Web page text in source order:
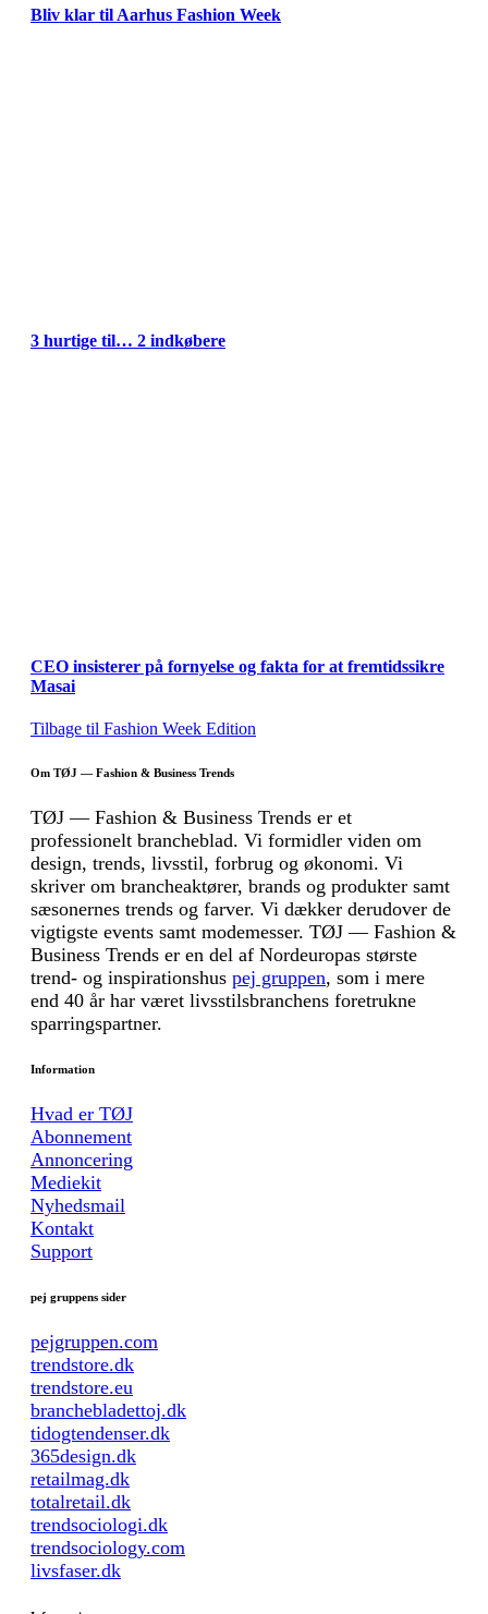
Bliv klar til Aarhus Fashion Week
3 hurtige til… 2 indkøbere
CEO insisterer på fornyelse og fakta for at fremtidssikre
Masai
Tilbage til Fashion Week Edition
Om TØJ — Fashion & Business Trends
TØJ — Fashion & Business Trends er et
professionelt brancheblad. Vi formidler viden om
design, trends, livsstil, forbrug og økonomi. Vi
skriver om brancheaktører, brands og produkter samt
sæsonernes trends og farver. Vi dækker derudover de
vigtigste events samt modemesser. TØJ — Fashion &
Business Trends er en del af Nordeuropas største
trend- og inspirationshus pej gruppen, som i mere
end 40 år har været livsstilsbranchens foretrukne
sparringspartner.
Information
Hvad er TØJ
Abonnement
Annoncering
Mediekit
Nyhedsmail
Kontakt
Support
pej gruppens sider
pejgruppen.com
trendstore.dk
trendstore.eu
branchebladettoj.dk
tidogtendenser.dk
365design.dk
retailmag.dk
totalretail.dk
trendsociologi.dk
trendsociology.com
livsfaser.dk